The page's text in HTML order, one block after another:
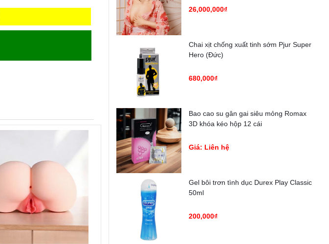
26,000,000₫
Chai xịt chống xuất tinh sớm Pjur Super
Hero (Đức)
680,000₫
Bao cao su gân gai siêu mỏng Romax
3D khóa kéo hộp 12 cái
Giá: Liên hệ
Gel bôi trơn tình dục Durex Play Classic
50ml
200,000₫